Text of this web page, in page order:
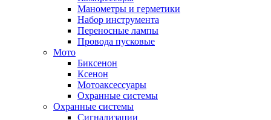
Манометры и герметики
Набор инструмента
Переносные лампы
Провода пусковые
Мото
Биксенон
Ксенон
Мотоаксессуары
Охранные системы
Охранные системы
Сигнализации